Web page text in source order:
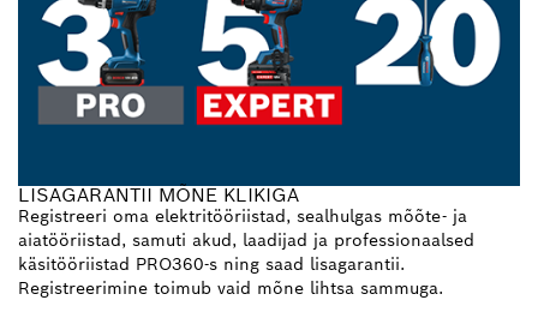
LISAGARANTII MÕNE KLIKIGA
Registreeri oma elektritööriistad, sealhulgas mõõte- ja
aiatööriistad, samuti akud, laadijad ja professionaalsed
käsitööriistad PRO360-s ning saad lisagarantii.
Registreerimine toimub vaid mõne lihtsa sammuga.